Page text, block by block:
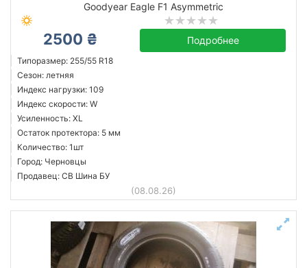
Goodyear Eagle F1 Asymmetric
2500 ₴ Подробнее
Типоразмер: 255/55 R18
Сезон: летняя
Индекс нагрузки: 109
Индекс скорости: W
Усиленность: XL
Остаток протектора: 5 мм
Количество: 1шт
Город: Черновцы
Продавец: СВ Шина БУ
(08.08.26)
Остаток протектора в мм.
Bridgestone
Continental
Giti
Goodyear
Все бренды